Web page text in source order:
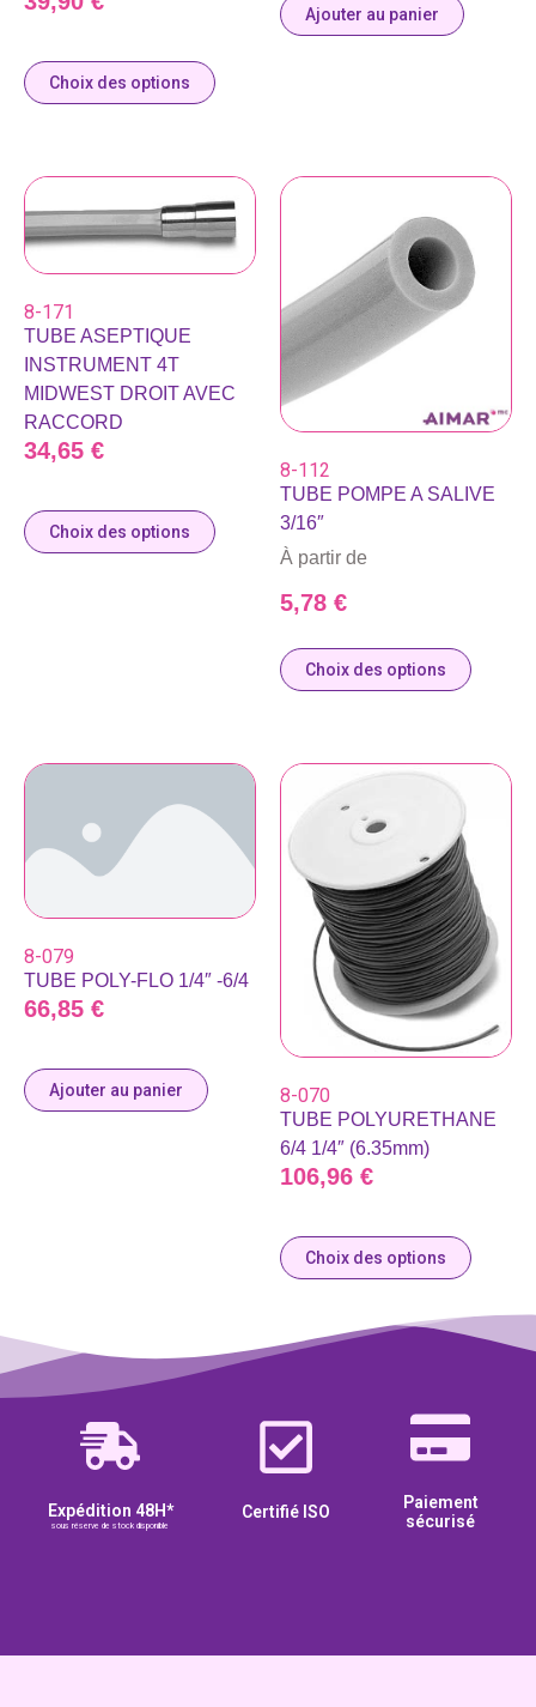
Choix des options
Ajouter au panier
8-171
TUBE ASEPTIQUE
INSTRUMENT 4T
MIDWEST DROIT AVEC
RACCORD
34,65 €
Choix des options
8-112
TUBE POMPE A SALIVE
3/16″
À partir de
5,78 €
Choix des options
8-079
TUBE POLY-FLO 1/4″ -6/4
66,85 €
Ajouter au panier 8-070
TUBE POLYURETHANE
6/4 1/4″ (6.35mm)
106,96 €
Choix des options
Expédition 48H*
sous réserve de stock disponible
Certifié ISO
Paiement
sécurisé